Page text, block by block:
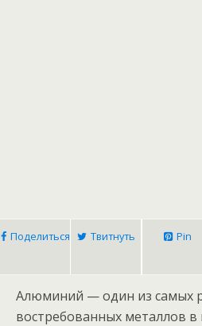
Поделиться Твитнуть Pin
Алюминий — один из самых
востребованных металлов